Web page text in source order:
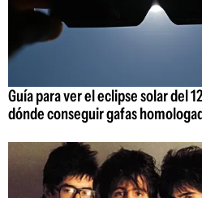
Guía para ver el eclipse solar del
dónde conseguir gafas